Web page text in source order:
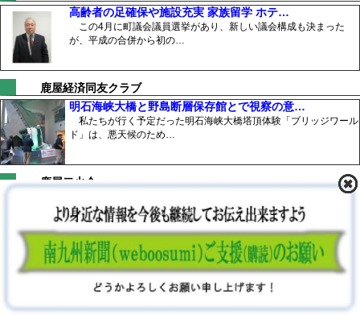
高齢者の足確保や施設充実 家族留学 ホテ…
この4月に町議会議員選挙があり、新しい議会構成も決まった
が、平成の合併から初の…
鹿屋経済同友クラブ
明石海峡大橋と野島断層保存館とで視察の意…
私たちが行く予定だった明石海峡大橋塔頂体験「ブリッジワール
ド」は、悪天候のため…
鹿屋二火会
鹿屋二火会（金沢幸一代表幹事）の3月例会（会員卓話）が、令
和8年3月10日、鹿…
鹿屋七日会
鹿屋七日会が、㈱カナザワ工場見学で「SD…
鹿屋七日会（湯田勝政会長）の7月例会が、同会相談役の（株)カ